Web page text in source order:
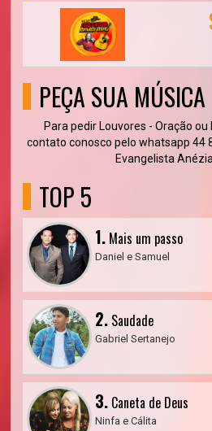
PEÇA SUA MÚSICA
Para pedir Louvores - Oração
contato conosco pelo whatsapp 44
Evangelista
TOP 5
1. Mais um passo
Daniel e Samuel
2. Saudade
Gabriel Sertanejo
3. Caneta de Deus
Ninfa e Cálita